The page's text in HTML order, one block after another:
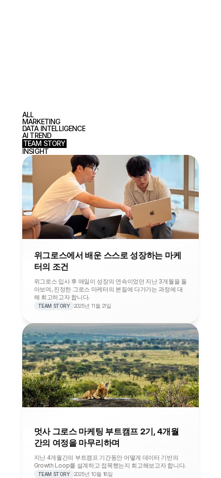
ALL
MARKETING
DATA INTELLIGENCE
AI TREND
TEAM STORY
INSIGHT
위그로스에서 배운 스스로 성장하는 마케
터의 조건
위그로스 입사 후 매일이 성장의 연속이었던 지난 3개월을 돌
아보며, 진정한 그로스 마케터의 본질에 다가가는 과정에 대
해 회고하고자 합니다.
TEAM STORY 2025년 11월 21일
멋사 그로스 마케팅 부트캠프 2기, 4개월
간의 여정을 마무리하며
지난 4개월간의 부트캠프 기간동안 어떻게 데이터 기반의
TEAM STORY 2025년 10월 18일